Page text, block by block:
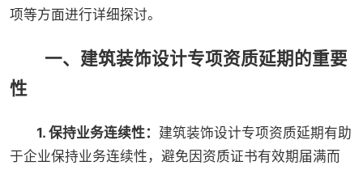
项等方面进行详细探讨。
一、建筑装饰设计专项资质延期的重要
性
1. 保持业务连续性： 建筑装饰设计专项资质延期有助
于企业保持业务连续性，避免因资质证书有效期届满而